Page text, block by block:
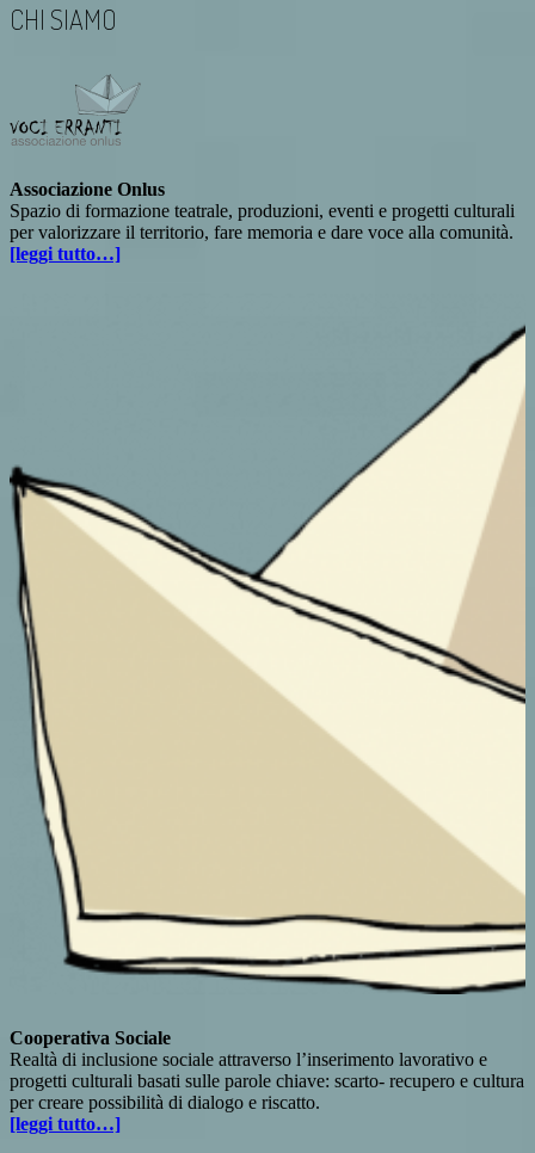
CHI SIAMO
Associazione Onlus
Spazio di formazione teatrale, produzioni, eventi e progetti culturali
per valorizzare il territorio, fare memoria e dare voce alla comunità.
[leggi tutto…]
Cooperativa Sociale
Realtà di inclusione sociale attraverso l’inserimento lavorativo e
progetti culturali basati sulle parole chiave: scarto- recupero e cultura
per creare possibilità di dialogo e riscatto.
[leggi tutto…]